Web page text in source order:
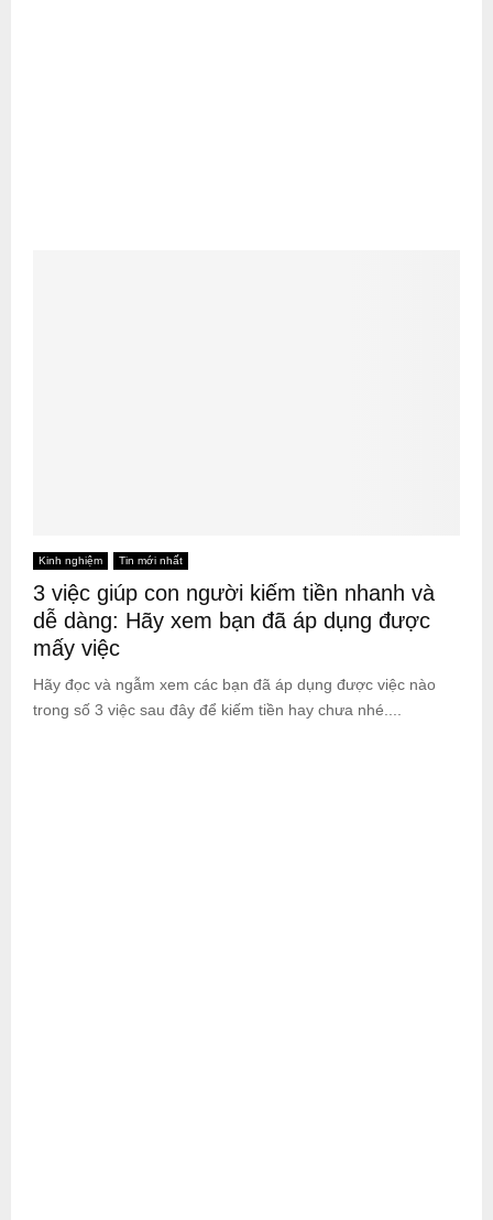
Kinh nghiệm Tin mới nhất
3 việc giúp con người kiếm tiền nhanh và
dễ dàng: Hãy xem bạn đã áp dụng được
mấy việc
Hãy đọc và ngẫm xem các bạn đã áp dụng được việc nào
trong số 3 việc sau đây để kiếm tiền hay chưa nhé....